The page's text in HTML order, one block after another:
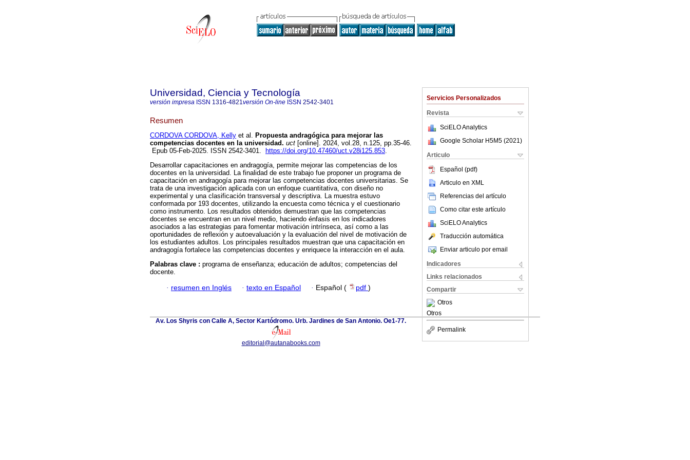
Servicios Personalizados
Revista
SciELO Analytics
Google Scholar H5M5 (2021 )
Articulo
Español (pdf)
Articulo en XML
Referencias del artículo
Como citar este artículo
SciELO Analytics
Traducción automática
Enviar articulo por email
Indicadores
Links relacionados
Compartir
Otros
Otros
Permalink
Universidad, Ciencia y Tecnología
versión impresa ISSN 1316-4821versión On-line ISSN 2542-3401
Resumen
CORDOVA CORDOVA, Kelly et al. Propuesta andragógica para mejorar las
competencias docentes en la universidad. uct [online]. 2024, vol.28, n.125, pp.35-46.
Epub 05-Feb-2025. ISSN 2542-3401.
https://doi.org/10.47460/uct.v28i125.853.
Desarrollar capacitaciones en andragogía, permite mejorar las competencias de los
docentes en la universidad. La finalidad de este trabajo fue proponer un programa de
capacitación en andragogía para mejorar las competencias docentes universitarias. Se
trata de una investigación aplicada con un enfoque cuantitativa, con diseño no
experimental y una clasificación transversal y descriptiva. La muestra estuvo
conformada por 193 docentes, utilizando la encuesta como técnica y el cuestionario
como instrumento. Los resultados obtenidos demuestran que las competencias
docentes se encuentran en un nivel medio, haciendo énfasis en los indicadores
asociados a las estrategias para fomentar motivación intrínseca, así como a las
oportunidades de reflexión y autoevaluación y la evaluación del nivel de motivación de
los estudiantes adultos. Los principales resultados muestran que una capacitación en
andragogía fortalece las competencias docentes y enriquece la interacción en el aula.
Palabras clave : programa de enseñanza; educación de adultos; competencias del
docente.
· resumen en Inglés · texto en Español · Español ( pdf )
Av. Los Shyris con Calle A, Sector Kartódromo. Urb. Jardines de San Antonio. Oe1-77.
editorial@autanabooks.com